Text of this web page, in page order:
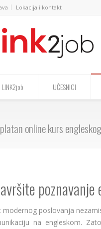
Lokacija i kontakt
LINK2job UČESNICI
online kurs
modernog poslovanja
na engleskom.